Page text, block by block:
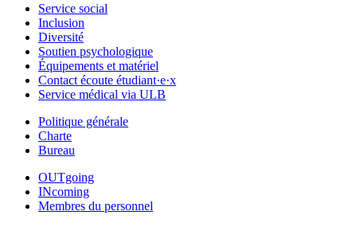
Service social
Inclusion
Diversité
Soutien psychologique
Équipements et matériel
Contact écoute étudiant·e·x
Service médical via ULB
Politique générale
Charte
Bureau
OUTgoing
INcoming
Membres du personnel